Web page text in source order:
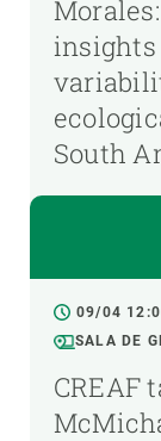
South
09/04
SALA DE
CREAF